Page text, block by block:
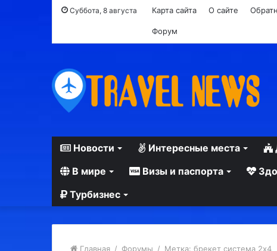
Суббота, 8 августа Карта сайта О сайте
Форум
Новости Интересные места
В мире
Визы и паспорта
Турбизнес
Главная / Форумы / Метка: брекет система 2х4